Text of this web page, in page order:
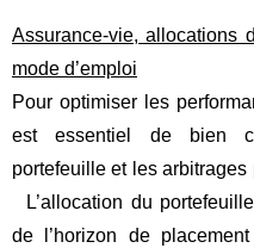
Assurance-vie, allocations
mode d’emploi
Pour optimiser les
est essentiel de bien
portefeuille et les
L’allocation du
de l’horizon de